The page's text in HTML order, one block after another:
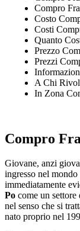
Compro
Costo
Costi
Quanto
Prezzo
Prezzi
A Chi
In Zona
Compro
Giovane, anzi
ingresso nel
immediatamente
Po come un
nel senso che si
nato proprio nel